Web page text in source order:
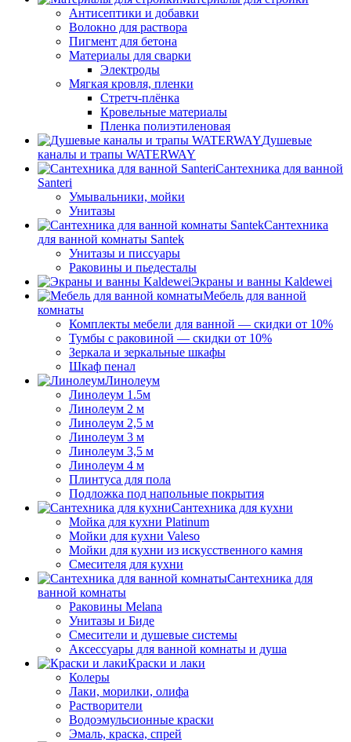
Антисептики и добавки
Волокно для раствора
Пигмент для бетона
Материалы для сварки
Электроды
Мягкая кровля, пленки
Стретч-плёнка
Кровельные материалы
Пленка полиэтиленовая
Душевые
каналы и трапы WATERWAY
Сантехника для ванной
Santeri
Умывальники, мойки
Унитазы
Сантехника
для ванной комнаты Santek
Унитазы и писсуары
Раковины и пьедесталы
Экраны и ванны Kaldewei
Мебель для ванной
комнаты
Комплекты мебели для ванной — скидки от 10%
Тумбы с раковиной — скидки от 10%
Зеркала и зеркальные шкафы
Шкаф пенал
Линолеум
Линолеум 1.5м
Линолеум 2 м
Линолеум 2,5 м
Линолеум 3 м
Линолеум 3,5 м
Линолеум 4 м
Плинтуса для пола
Подложка под напольные покрытия
Сантехника для кухни
Мойка для кухни Platinum
Мойки для кухни Valeso
Мойки для кухни из искусственного камня
Смесителя для кухни
Сантехника для
ванной комнаты
Раковины Melana
Унитазы и Биде
Смесители и душевые системы
Аксессуары для ванной комнаты и душа
Краски и лаки
Колеры
Лаки, морилки, олифа
Растворители
Водоэмульсионные краски
Эмаль, краска, спрей